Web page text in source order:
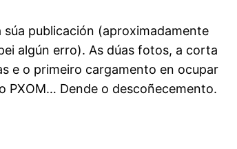
publicación (aproximadamente
algún erro). As dúas fotos, a corta
e o primeiro cargamento en ocupar
PXOM… Dende o descoñecemento.